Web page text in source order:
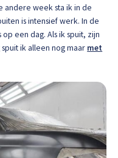
andere week sta ik in de
is intensief werk. In de
een dag. Als ik spuit, zijn
ik alleen nog maar met